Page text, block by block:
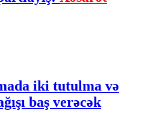
iki tutulma və
baş verəcək